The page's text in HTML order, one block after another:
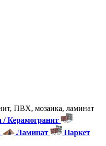
ПВХ, мозаика, ламинат
/ Керамогранит
Ламинат
Паркет